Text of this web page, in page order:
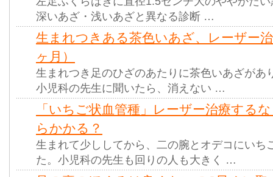
深いあざ・浅いあざと異なる診断 …
生まれつきある茶色いあざ、レーザー
ヶ月）
生まれつき足のひざのあたりに茶色いあざがあ
小児科の先生に聞いたら、消えない …
「いちご状血管種」レーザー治療する
らかかる？
生まれて少ししてから、二の腕とオデコにいち
た。小児科の先生も回りの人も大きく …